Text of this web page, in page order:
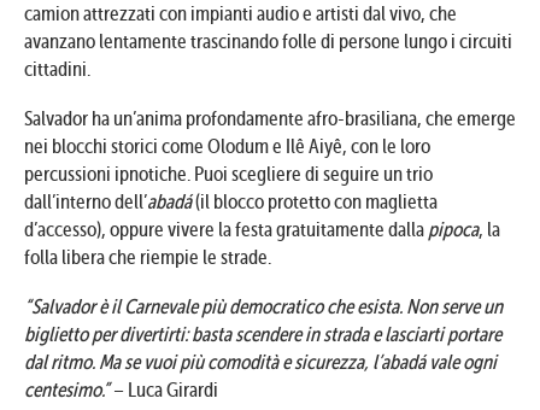
camion attrezzati con impianti audio e artisti dal vivo, che
avanzano lentamente trascinando folle di persone lungo i circuiti
cittadini.
Salvador ha un’anima profondamente afro-brasiliana, che emerge
nei blocchi storici come Olodum e Ilê Aiyê, con le loro
percussioni ipnotiche. Puoi scegliere di seguire un trio
dall’interno dell’abadá(il blocco protetto con maglietta
d’accesso), oppure vivere la festa gratuitamente dalla pipoca, la
folla libera che riempie le strade.
“Salvador è il Carnevale più democratico che esista. Non serve un
biglietto per divertirti: basta scendere in strada e lasciarti portare
dal ritmo. Ma se vuoi più comodità e sicurezza, l’abadá vale ogni
centesimo.”– Luca Girardi